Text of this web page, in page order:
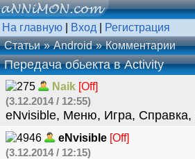
На главную Вход
Регистрация
Статьи
Android Комментарии
Передача обьекта в Activity
Naik [Off]
(3.12.2014 / 12:55)
eNvisible, Меню, Игра, Справка,
eNvisible [Off]
(3.12.2014 / 12:15)